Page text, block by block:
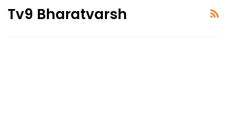
Tv9 Bharatvarsh